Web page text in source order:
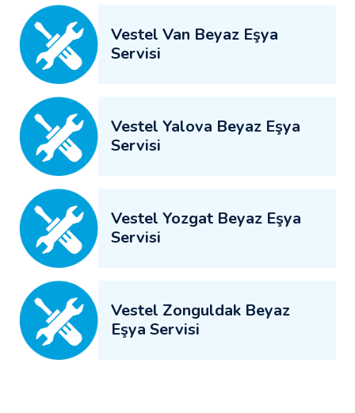
Vestel Van Beyaz Eşya
Servisi
Vestel Yalova Beyaz Eşya
Servisi
Vestel Yozgat Beyaz Eşya
Servisi
Vestel Zonguldak Beyaz
Eşya Servisi